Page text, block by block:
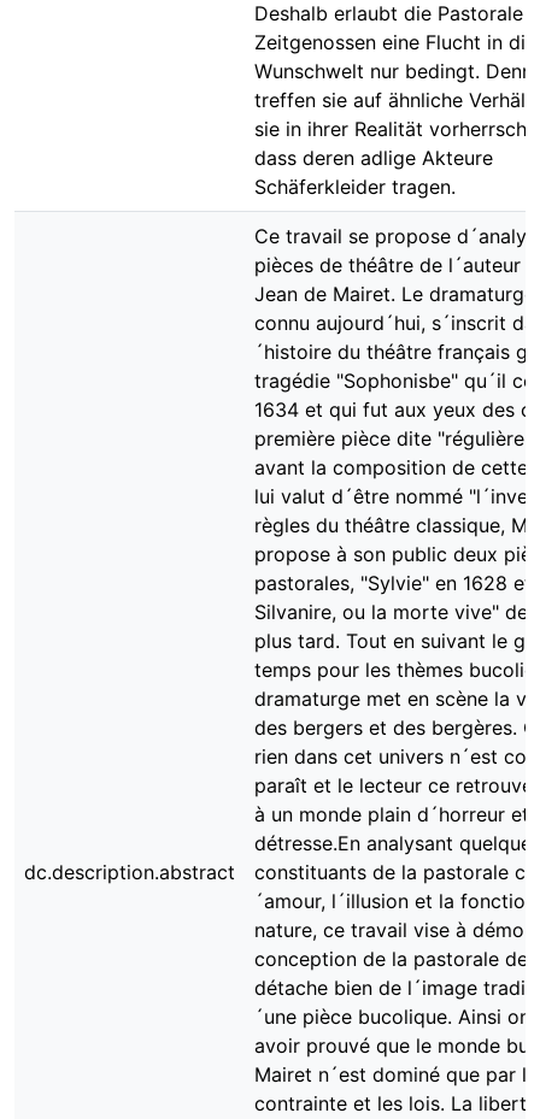
Deshalb erlaubt die Pastorale
Zeitgenossen eine Flucht in
Wunschwelt nur bedingt.
treffen sie auf ähnliche
sie in ihrer Realität
dass deren adlige Akteure
Schäferkleider tragen.
dc.description.abstract
Ce travail se propose
pièces de théâtre de l´auteur
Jean de Mairet. Le
connu aujourd´hui, s´inscrit
´histoire du théâtre français
tragédie "Sophonisbe" qu´il
1634 et qui fut aux yeux des
première pièce dite "régulière".
avant la composition de cette
lui valut d´être nommé
règles du théâtre classique,
propose à son public deux
pastorales, "Sylvie" en 1628 et
Silvanire, ou la morte vive"
plus tard. Tout en suivant le
temps pour les thèmes
dramaturge met en scène la
des bergers et des bergères.
rien dans cet univers n´est
paraît et le lecteur ce retrouve
à un monde plain d´horreur et
détresse.En analysant
constituants de la pastorale
´amour, l´illusion et la
nature, ce travail vise à
conception de la pastorale de
détache bien de l´image
´une pièce bucolique. Ainsi on
avoir prouvé que le monde
Mairet n´est dominé que par la
contrainte et les lois. La